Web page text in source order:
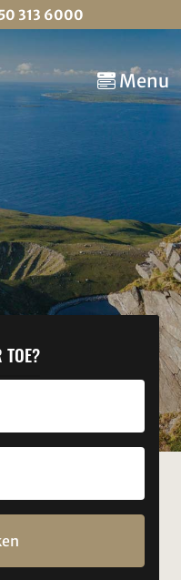
313 6000
Menu
TOE?